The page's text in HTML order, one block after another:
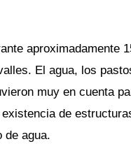
aproximadamente
El agua, los
muy en cuenta
de
de agua.